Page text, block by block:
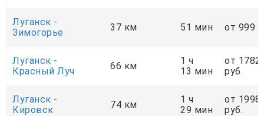
Луганск -
Зимогорье
37 км 51 мин от 999
Луганск -
Красный Луч
66 км
1 ч
13 мин
от 1782
руб.
Луганск -
Кировск
74 км
1 ч
29 мин
от 1998
руб.